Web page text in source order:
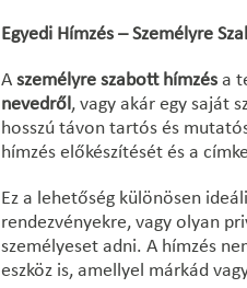
Egyedi Hímzés – Személyre
A személyre szabott hímzés a
nevedről, vagy akár egy saját
hosszú távon tartós és
hímzés előkészítését és a
Ez a lehetőség különösen
rendezvényekre, vagy olyan
személyeset adni. A hímzés
eszköz is, amellyel márkád